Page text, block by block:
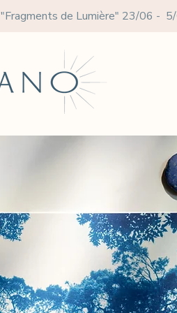
"Fragments de Lumière" 23/06 -